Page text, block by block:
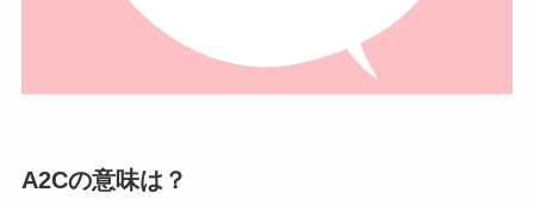
A2Cの意味は？